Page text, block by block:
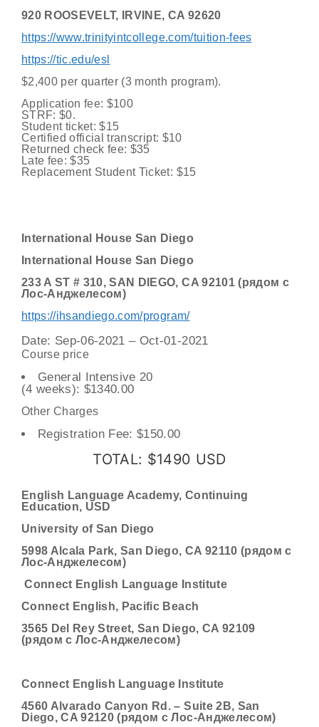
920 ROOSEVELT, IRVINE, CA 92620
https://www.trinityintcollege.com/tuition-fees
https://tic.edu/esl
$2,400 per quarter (3 month program).
Application fee: $100
STRF: $0.
Student ticket: $15
Certified official transcript: $10
Returned check fee: $35
Late fee: $35
Replacement Student Ticket: $15
International House San Diego
International House San Diego
233 A ST # 310, SAN DIEGO, CA 92101 (рядом с
Лос-Анджелесом)
https://ihsandiego.com/program/
Date: Sep-06-2021 – Oct-01-2021
Course price
General Intensive 20
(4 weeks): $1340.00
Other Charges
Registration Fee:$150.00
TOTAL: $1490 USD
English Language Academy, Continuing
Education, USD
University of San Diego
5998 Alcala Park, San Diego, CA 92110 (рядом с
Лос-Анджелесом)
Connect English Language Institute
Connect English, Pacific Beach
3565 Del Rey Street, San Diego, CA 92109
(рядом с Лос-Анджелесом)
Connect English Language Institute
4560 Alvarado Canyon Rd. – Suite 2B, San
Diego, CA 92120 (рядом с Лос-Анджелесом)